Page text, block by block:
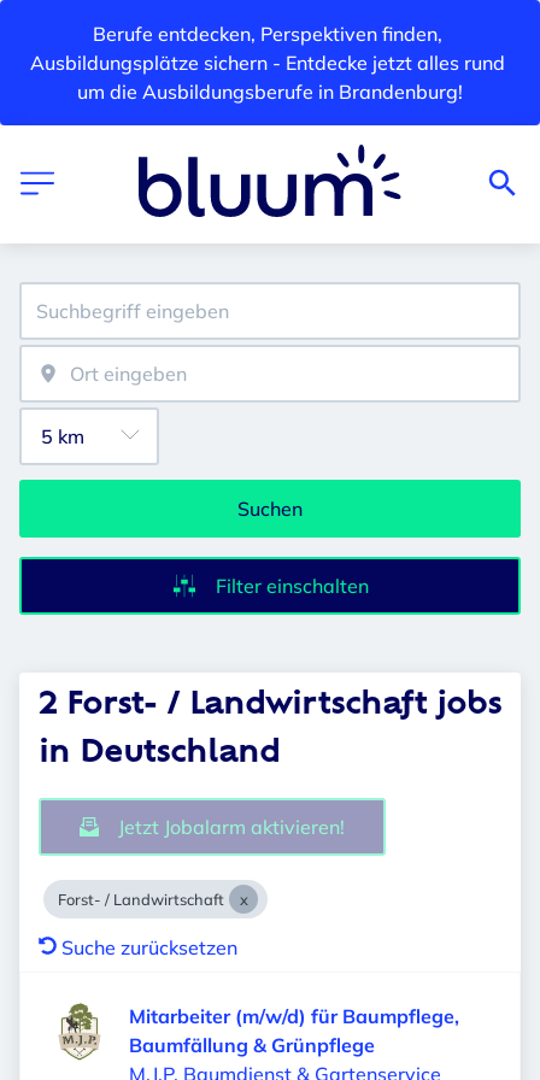
Berufe entdecken, Perspektiven finden,
Ausbildungsplätze sichern - Entdecke jetzt alles rund
um die Ausbildungsberufe in Brandenburg!
Suchen
Filter einschalten
2 Forst- / Landwirtschaft jobs
in Deutschland
Jetzt Jobalarm aktivieren!
Forst- / Landwirtschaft
Suche zurücksetzen
Mitarbeiter (m/w/d) für Baumpflege,
Baumfällung & Grünpflege
M.J.P. Baumdienst & Gartenservice